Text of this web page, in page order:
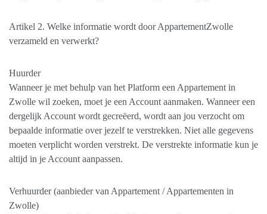
Artikel 2. Welke informatie wordt door AppartementZwolle
verzameld en verwerkt?
Huurder
Wanneer je met behulp van het Platform een Appartement in
Zwolle wil zoeken, moet je een Account aanmaken. Wanneer een
dergelijk Account wordt gecreëerd, wordt aan jou verzocht om
bepaalde informatie over jezelf te verstrekken. Niet alle gegevens
moeten verplicht worden verstrekt. De verstrekte informatie kun je
altijd in je Account aanpassen.
Verhuurder (aanbieder van Appartement / Appartementen in
Zwolle)